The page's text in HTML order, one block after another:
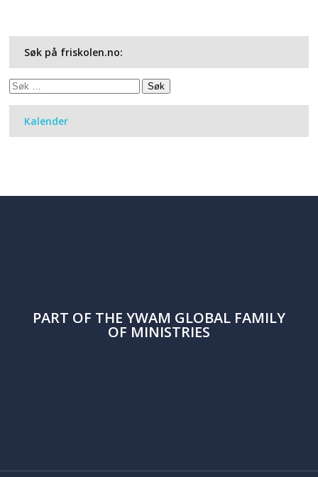
Søk på friskolen.no:
Søk
Kalender
PART OF THE YWAM GLOBAL FAMILY
OF MINISTRIES